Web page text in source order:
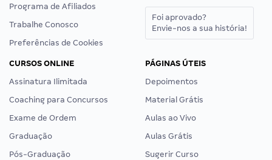
Programa de Afiliados
Trabalhe Conosco
Preferências de Cookies
Foi aprovado?
Envie-nos a sua história!
CURSOS ONLINE
Assinatura Ilimitada
Coaching para Concursos
Exame de Ordem
Graduação
Pós-Graduação
PÁGINAS ÚTEIS
Depoimentos
Material Grátis
Aulas ao Vivo
Aulas Grátis
Sugerir Curso